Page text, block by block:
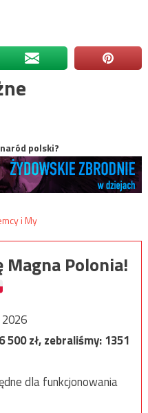
polski?
Polonia!
500zł, zebraliśmy:1351
dla funkcjonowania